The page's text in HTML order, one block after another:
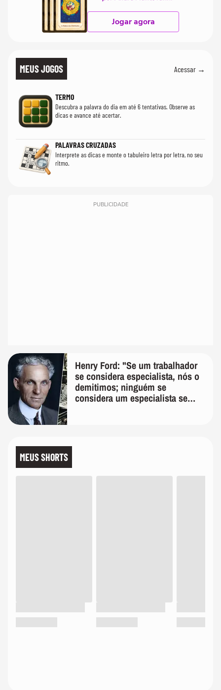
Jogar agora
MEUS JOGOS Acessar →
TERMO
Descubra a palavra do dia em até 6 tentativas. Observe as
dicas e avance até acertar.
PALAVRAS CRUZADAS
Interprete as dicas e monte o tabuleiro letra por letra, no seu
ritmo.
PUBLICIDADE
Henry Ford: "Se um trabalhador
se considera especialista, nós o
demitimos; ninguém se
considera um especialista se
MEUS SHORTS